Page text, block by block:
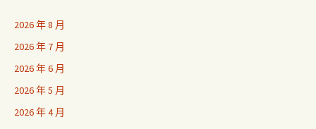
2026 年 8 月
2026 年 7 月
2026 年 6 月
2026 年 5 月
2026 年 4 月